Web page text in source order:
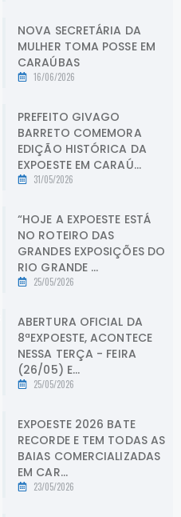
NOVA SECRETÁRIA DA
MULHER TOMA POSSE EM
CARAÚBAS
16/06/2026
PREFEITO GIVAGO
BARRETO COMEMORA
EDIÇÃO HISTÓRICA DA
EXPOESTE EM CARAÚ...
31/05/2026
“HOJE A EXPOESTE ESTÁ
NO ROTEIRO DAS
GRANDES EXPOSIÇÕES DO
RIO GRANDE ...
25/05/2026
ABERTURA OFICIAL DA
8ªEXPOESTE, ACONTECE
NESSA TERÇA - FEIRA
(26/05) E...
25/05/2026
EXPOESTE 2026 BATE
RECORDE E TEM TODAS AS
BAIAS COMERCIALIZADAS
EM CAR...
23/05/2026